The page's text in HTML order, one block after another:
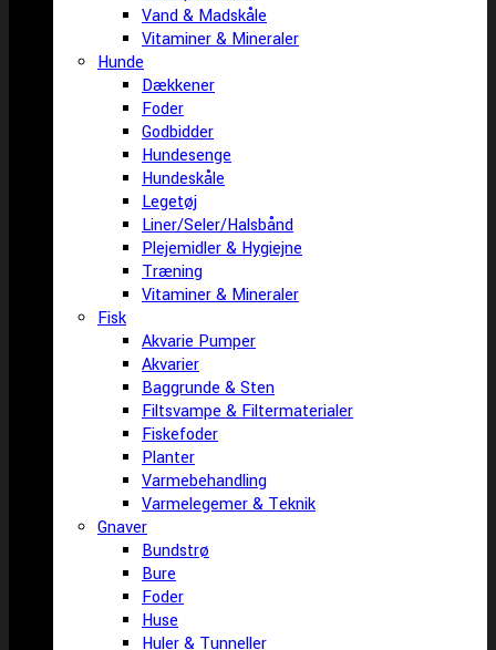
Vand & Madskåle
Vitaminer & Mineraler
Hunde
Dækkener
Foder
Godbidder
Hundesenge
Hundeskåle
Legetøj
Liner/Seler/Halsbånd
Plejemidler & Hygiejne
Træning
Vitaminer & Mineraler
Fisk
Akvarie Pumper
Akvarier
Baggrunde & Sten
Filtsvampe & Filtermaterialer
Fiskefoder
Planter
Varmebehandling
Varmelegemer & Teknik
Gnaver
Bundstrø
Bure
Foder
Huse
Huler & Tunneller